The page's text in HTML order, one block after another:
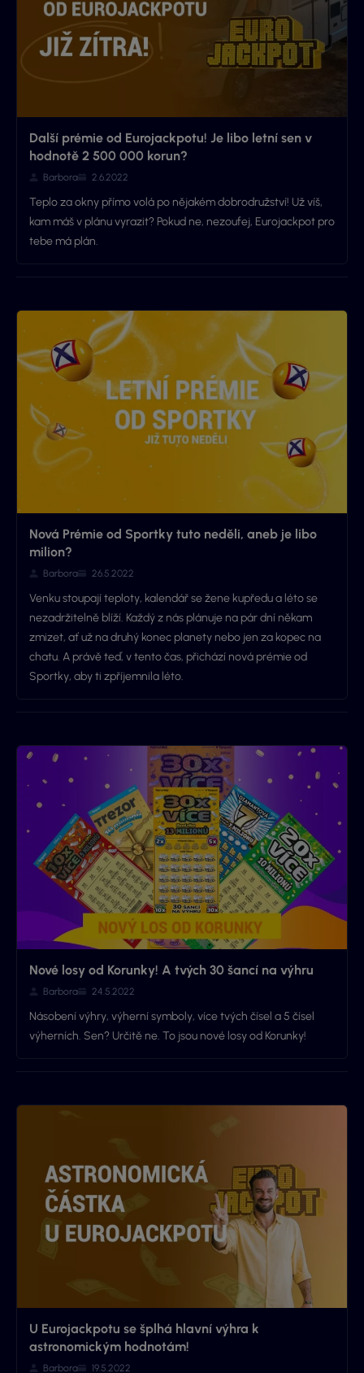
Další prémie od Eurojackpotu! Je libo letní sen v
hodnotě 2 500 000 korun?
Barbora 2.6.2022
Teplo za okny přímo volá po nějakém dobrodružství! Už víš,
kam máš v plánu vyrazit? Pokud ne, nezoufej, Eurojackpot pro
tebe má plán.
Nová Prémie od Sportky tuto neděli, aneb je libo
milion?
Barbora 26.5.2022
Venku stoupají teploty, kalendář se žene kupředu a léto se
nezadržitelně blíží. Každý z nás plánuje na pár dní někam
zmizet, ať už na druhý konec planety nebo jen za kopec na
chatu. A právě teď, v tento čas, přichází nová prémie od
Sportky, aby ti zpříjemnila léto.
Nové losy od Korunky! A tvých 30 šancí na výhru
Barbora 24.5.2022
Násobení výhry, výherní symboly, více tvých čísel a 5 čísel
výherních. Sen? Určitě ne. To jsou nové losy od Korunky!
U Eurojackpotu se šplhá hlavní výhra k
astronomickým hodnotám!
Barbora 19.5.2022